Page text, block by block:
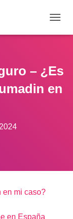
– ¿Es
en
en mi caso?
en España